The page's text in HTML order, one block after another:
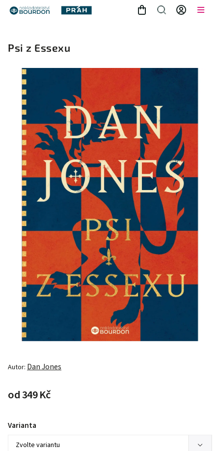
Psi z Essexu
Autor: Dan Jones
od349 Kč
Varianta